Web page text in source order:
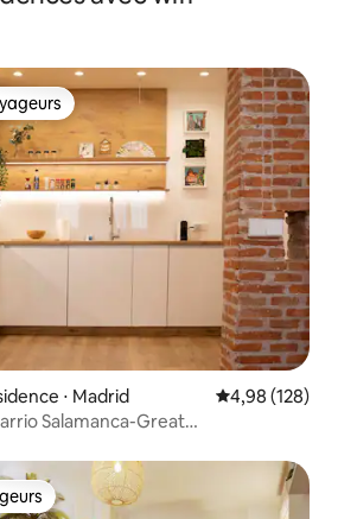
les plus appréciés
⋅ Madrid Évaluation
4,98 (128)
Salamanca-Great